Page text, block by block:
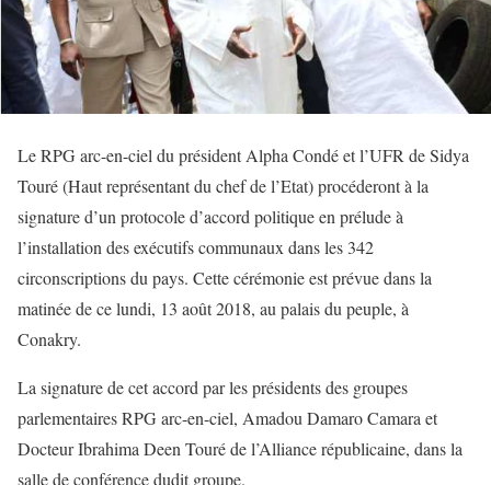
Le RPG arc-en-ciel du président Alpha Condé et l’UFR de Sidya
Touré (Haut représentant du chef de l’Etat) procéderont à la
signature d’un protocole d’accord politique en prélude à
l’installation des exécutifs communaux dans les 342
circonscriptions du pays. Cette cérémonie est prévue dans la
matinée de ce lundi, 13 août 2018, au palais du peuple, à
Conakry.
La signature de cet accord par les présidents des groupes
parlementaires RPG arc-en-ciel, Amadou Damaro Camara et
Docteur Ibrahima Deen Touré de l’Alliance républicaine, dans la
salle de conférence dudit groupe.